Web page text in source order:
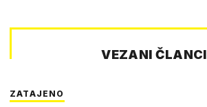
VEZANI ČLANCI
ZATAJENO